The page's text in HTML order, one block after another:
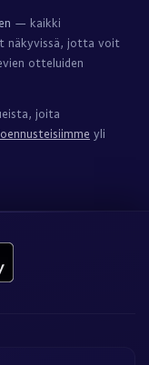
— kaikki
näkyvissä, jotta voit
otteluiden
joita
yli